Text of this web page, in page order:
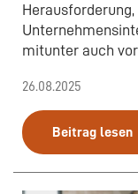
mitunter auch
26.08.2025
Beitrag lesen